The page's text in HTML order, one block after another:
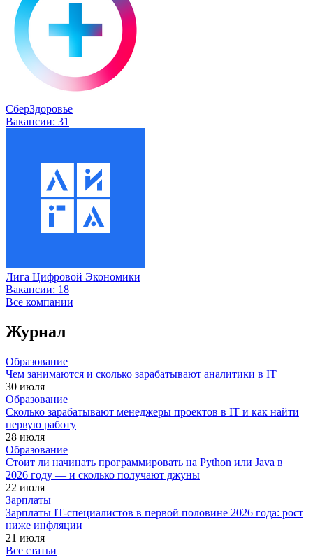
СберЗдоровье
Вакансии: 31
Лига Цифровой Экономики
Вакансии: 18
Все компании
Журнал
Образование
Чем занимаются и сколько зарабатывают аналитики в IT
30 июля
Образование
Сколько зарабатывают менеджеры проектов в IT и как найти
первую работу
28 июля
Образование
Стоит ли начинать программировать на Python или Java в
2026 году — и сколько получают джуны
22 июля
Зарплаты
Зарплаты IT-специалистов в первой половине 2026 года: рост
ниже инфляции
21 июля
Все статьи